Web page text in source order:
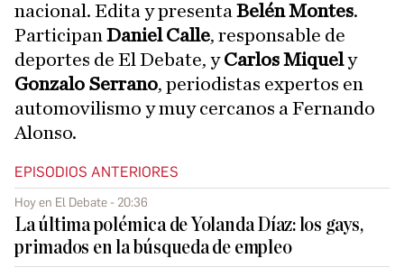
nacional. Edita y presenta Belén Montes.
Participan Daniel Calle, responsable de
deportes de El Debate, yCarlos Miquely
Gonzalo Serrano, periodistas expertos en
automovilismo y muy cercanos a Fernando
Alonso.
EPISODIOS ANTERIORES
Hoy en El Debate - 20:36
La última polémica de Yolanda Díaz: los gays,
primados en la búsqueda de empleo